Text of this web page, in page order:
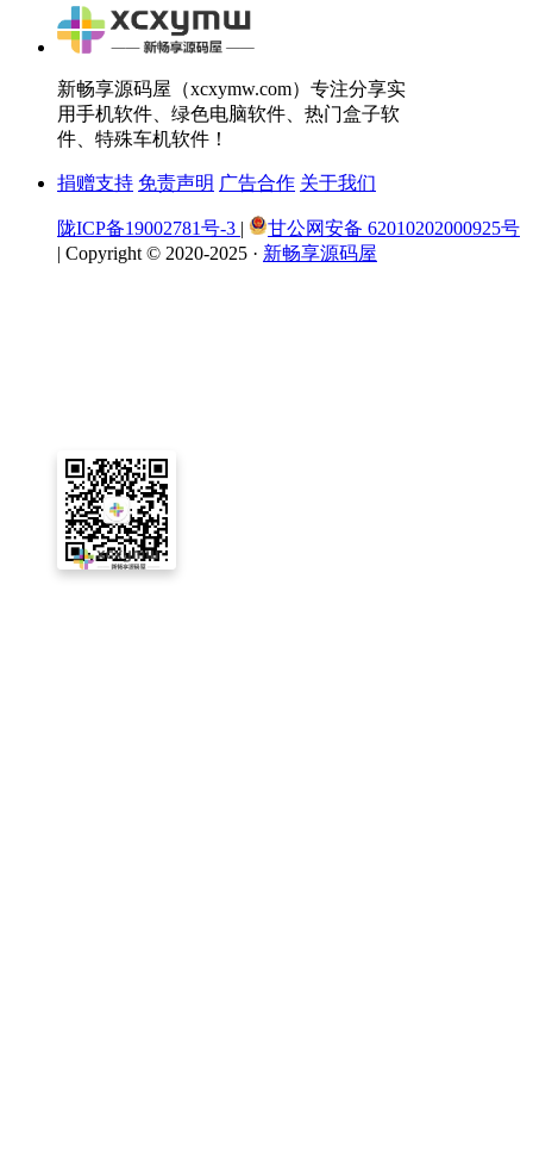
新畅享源码屋（xcxymw.com）专注分享实
用手机软件、绿色电脑软件、热门盒子软
件、特殊车机软件！
捐赠支持 免责声明 广告合作 关于我们
陇ICP备19002781号-3 |
甘公网安备 62010202000925号
| Copyright © 2020-2025 · 新畅享源码屋